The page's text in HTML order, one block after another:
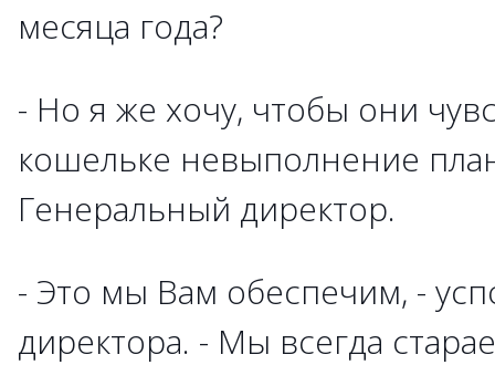
месяца года?
- Но я же хочу, чтобы они
кошельке невыполнение
Генеральный директор.
- Это мы Вам обеспечим, -
директора. - Мы всегда